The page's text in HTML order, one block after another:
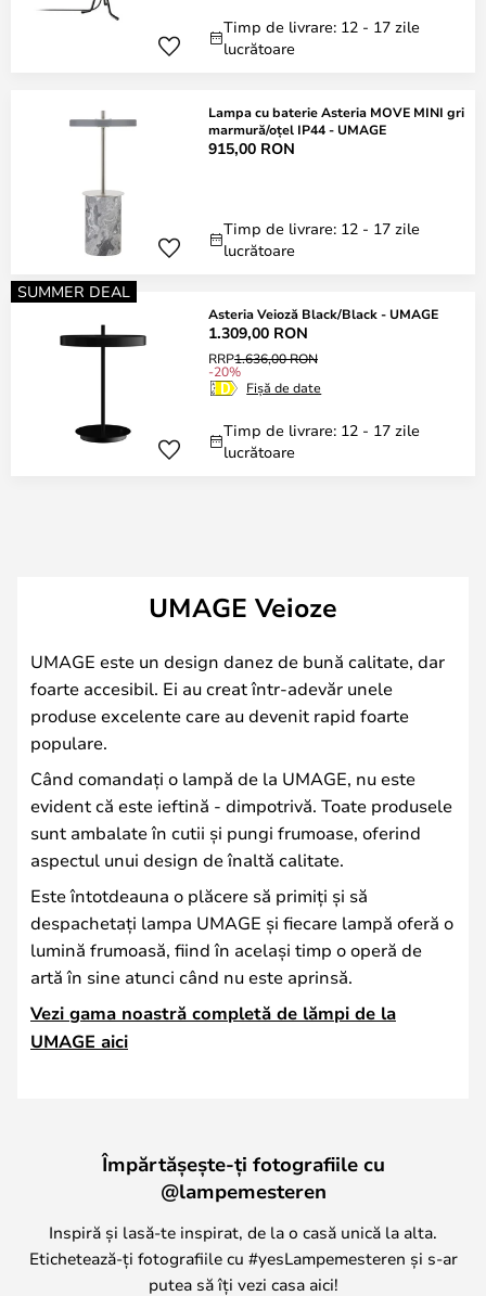
Timp de livrare: 12 - 17 zile
lucrătoare
Lampa cu baterie Asteria MOVE MINI gri
marmură/oțel IP44 - UMAGE
915,00 RON
Timp de livrare: 12 - 17 zile
lucrătoare
SUMMER DEAL
Asteria Veioză Black/Black - UMAGE
1.309,00 RON
RRP1.636,00 RON
-20%
Fișă de date
Timp de livrare: 12 - 17 zile
lucrătoare
UMAGE Veioze
UMAGE este un design danez de bună calitate, dar
foarte accesibil. Ei au creat într-adevăr unele
produse excelente care au devenit rapid foarte
populare.
Când comandați o lampă de la UMAGE, nu este
evident că este ieftină - dimpotrivă. Toate produsele
sunt ambalate în cutii și pungi frumoase, oferind
aspectul unui design de înaltă calitate.
Este întotdeauna o plăcere să primiți și să
despachetați lampa UMAGE și fiecare lampă oferă o
lumină frumoasă, fiind în același timp o operă de
artă în sine atunci când nu este aprinsă.
Vezi gama noastră completă de lămpi de la
UMAGE aici
Împărtășește-ți fotografiile cu
@lampemesteren
Inspiră și lasă-te inspirat, de la o casă unică la alta.
Etichetează-ți fotografiile cu #yesLampemesteren și s-ar
putea să îți vezi casa aici!